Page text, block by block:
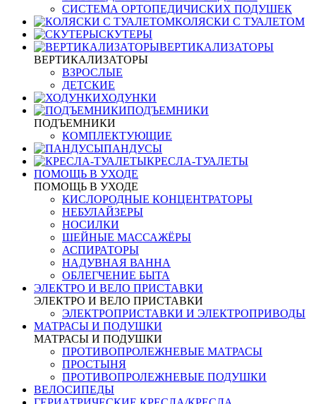
СИСТЕМА ОРТОПЕДИЧИСКИХ ПОДУШЕК
КОЛЯСКИ С ТУАЛЕТОМ
СКУТЕРЫ
ВЕРТИКАЛИЗАТОРЫ
ВЕРТИКАЛИЗАТОРЫ
ВЗРОСЛЫЕ
ДЕТСКИЕ
ХОДУНКИ
ПОДЪЕМНИКИ
ПОДЪЕМНИКИ
КОМПЛЕКТУЮЩИЕ
ПАНДУСЫ
КРЕСЛА-ТУАЛЕТЫ
ПОМОЩЬ В УХОДЕ
ПОМОЩЬ В УХОДЕ
КИСЛОРОДНЫЕ КОНЦЕНТРАТОРЫ
НЕБУЛАЙЗЕРЫ
НОСИЛКИ
ШЕЙНЫЕ МАССАЖЁРЫ
АСПИРАТОРЫ
НАДУВНАЯ ВАННА
ОБЛЕГЧЕНИЕ БЫТА
ЭЛЕКТРО И ВЕЛО ПРИСТАВКИ
ЭЛЕКТРО И ВЕЛО ПРИСТАВКИ
ЭЛЕКТРОПРИСТАВКИ И ЭЛЕКТРОПРИВОДЫ
МАТРАСЫ И ПОДУШКИ
МАТРАСЫ И ПОДУШКИ
ПРОТИВОПРОЛЕЖНЕВЫЕ МАТРАСЫ
ПРОСТЫНЯ
ПРОТИВОПРОЛЕЖНЕВЫЕ ПОДУШКИ
ВЕЛОСИПЕДЫ